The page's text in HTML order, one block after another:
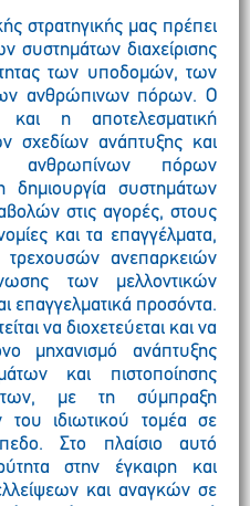
στρατηγικής μας πρέπει
συστημάτων διαχείρισης
των υποδομών, των
ανθρώπινων πόρων. Ο
και η αποτελεσματική
σχεδίων ανάπτυξης και
ανθρωπίνων πόρων
δημιουργία συστημάτων
στις αγορές, στους
και τα επαγγέλματα,
ανεπαρκειών
των μελλοντικών
επαγγελματικά προσόντα.
να διοχετεύεται και να
μηχανισμό ανάπτυξης
και πιστοποίησης
με τη σύμπραξη
ιδιωτικού τομέα σε
Στο πλαίσιο αυτό
στην έγκαιρη και
και αναγκών σε